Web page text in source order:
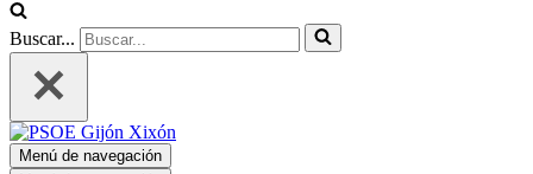
Buscar...
Menú de navegación